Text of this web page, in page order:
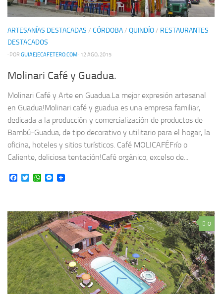
ARTESANÍAS DESTACADAS / CÓRDOBA/ QUINDÍO/ RESTAURANTES
DESTACADOS
· POR GUIAEJECAFETERO.COM · 12 AGO, 2015
Molinari Café y Guadua.
Molinari Café y Arte en Guadua.La mejor expresión artesanal
en Guadua!Molinari café y guadua es una empresa familiar,
dedicada a la producción y comercialización de productos de
Bambú-Guadua, de tipo decorativo y utilitario para el hogar, la
oficina, hoteles y sitios turísticos. Café MOLICAFÉFrío o
Caliente, deliciosa tentación!Café orgánico, excelso de...
Facebook
TwitterWhatsApp
Messenger
0